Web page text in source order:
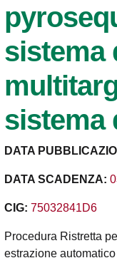
sistema
sistema
DATA
DATA SCADENZA:
CIG: 75032841D6
Procedura Ristretta
estrazione